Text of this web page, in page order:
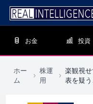
お金 投資
ホー
ム
›
株運
用
›
楽観視
表を疑う